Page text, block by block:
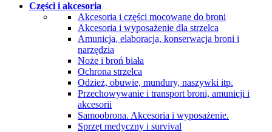
Części i akcesoria
Akcesoria i części mocowane do broni
Akcesoria i wyposażenie dla strzelca
Amunicja, elaboracja, konserwacja broni i
narzędzia
Noże i broń biała
Ochrona strzelca
Odzież, obuwie, mundury, naszywki itp.
Przechowywanie i transport broni, amunicji i
akcesorii
Samoobrona. Akcesoria i wyposażenie.
Sprzęt medyczny i survival